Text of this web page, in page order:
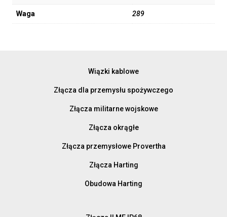
Waga 289
Wiązki kablowe
Złącza dla przemysłu spożywczego
Złącza militarne wojskowe
Złącza okrągłe
Złącza przemysłowe Provertha
Złącza Harting
Obudowa Harting